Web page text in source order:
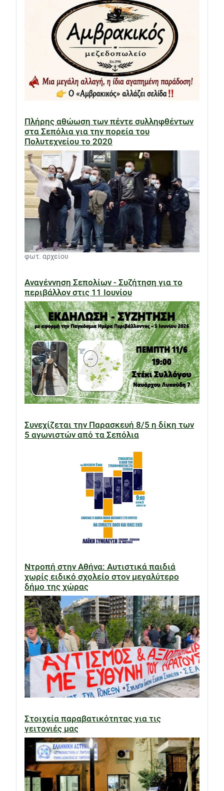
Πλήρης αθώωση των πέντε συλληφθέντων
στα Σεπόλια για την πορεία του
Πολυτεχνείου το 2020
φωτ. αρχείου
Αναγέννηση Σεπολίων - Συζήτηση για το
περιβάλλον στις 11 Ιουνίου
Συνεχίζεται την Παρασκευή 8/5 η δίκη των
5 αγωνιστών από τα Σεπόλια
Ντροπή στην Αθήνα: Αυτιστικά παιδιά
χωρίς ειδικό σχολείο στον μεγαλύτερο
δήμο της χώρας
Στοιχεία παραβατικότητας για τις
γειτονιές μας